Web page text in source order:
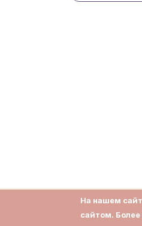
На нашем
сайтом.